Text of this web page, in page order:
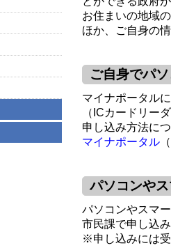
お住まいの地域
ほか、ご自身の
ご自身でパ
マイナポータル
（ICカードリー
申し込み方法に
マイナポータル
パソコンや
パソコンやスマ
市民課で申し込
※申し込みには